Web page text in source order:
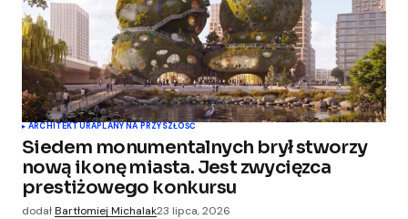
ARCHITEKTURAPLANY NA PRZYSZŁOŚĆ
Siedem monumentalnych brył stworzy
nową ikonę miasta. Jest zwycięzca
prestiżowego konkursu
dodałBartłomiej Michalak23 lipca, 2026